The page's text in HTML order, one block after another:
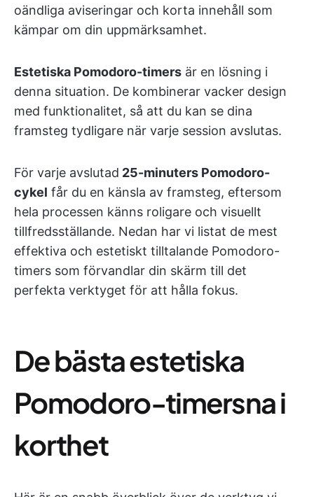
oändliga aviseringar och korta innehåll som
kämpar om din uppmärksamhet.
Estetiska Pomodoro-timers är en lösning i
denna situation. De kombinerar vacker design
med funktionalitet, så att du kan se dina
framsteg tydligare när varje session avslutas.
För varje avslutad 25-minuters Pomodoro-
cykel får du en känsla av framsteg, eftersom
hela processen känns roligare och visuellt
tillfredsställande. Nedan har vi listat de mest
effektiva och estetiskt tilltalande Pomodoro-
timers som förvandlar din skärm till det
perfekta verktyget för att hålla fokus.
De bästa estetiska
Pomodoro-timersna i
korthet